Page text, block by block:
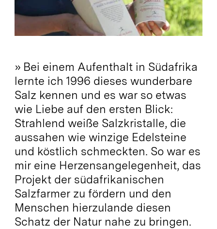
» Bei einem Aufenthalt in Südafrika
lernte ich 1996 dieses wunderbare
Salz kennen und es war so etwas
wie Liebe auf den ersten Blick:
Strahlend weiße Salzkristalle, die
aussahen wie winzige Edelsteine
und köstlich schmeckten. So war es
mir eine Herzensangelegenheit, das
Projekt der südafrikanischen
Salzfarmer zu fördern und den
Menschen hierzulande diesen
Schatz der Natur nahe zu bringen.